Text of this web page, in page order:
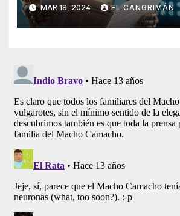
Artificial
MAR 18, 2024 EL CANGRIMÁN